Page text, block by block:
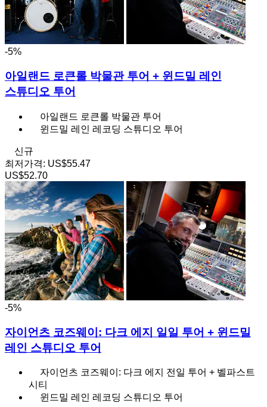
-5%
아일랜드 로큰롤 박물관 투어 + 윈드밀 레인
스튜디오 투어
아일랜드 로큰롤 박물관 투어
윈드밀 레인 레코딩 스튜디오 투어
신규
최저가격: US$55.47
US$52.70
-5%
자이언츠 코즈웨이: 다크 에지 일일 투어 + 윈드밀
레인 스튜디오 투어
자이언츠 코즈웨이: 다크 에지 전일 투어 + 벨파스트
시티
윈드밀 레인 레코딩 스튜디오 투어